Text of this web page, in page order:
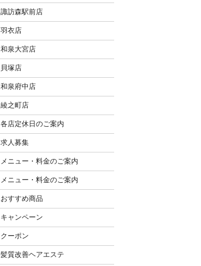
諏訪森駅前店
羽衣店
和泉大宮店
貝塚店
和泉府中店
綾之町店
各店定休日のご案内
求人募集
メニュー・料金のご案内
メニュー・料金のご案内
おすすめ商品
キャンペーン
クーポン
髪質改善ヘアエステ